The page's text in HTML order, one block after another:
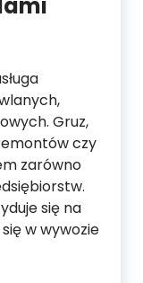
Gruz,
czy
zarówno
się na
w wywozie